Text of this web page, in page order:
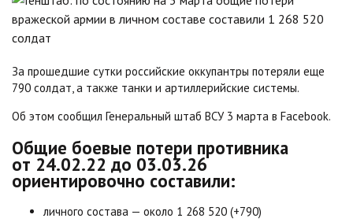
За прошедшие сутки российские оккупантры потеряли еще
790 солдат, а также танки и артиллерийские системы.
Об этом сообщил Генеральный штаб ВСУ 3 марта в Facebook.
Общие боевые потери противника
от 24.02.22 до 03.03.26
ориентировочно составили:
личного состава — около 1 268 520 (+790)